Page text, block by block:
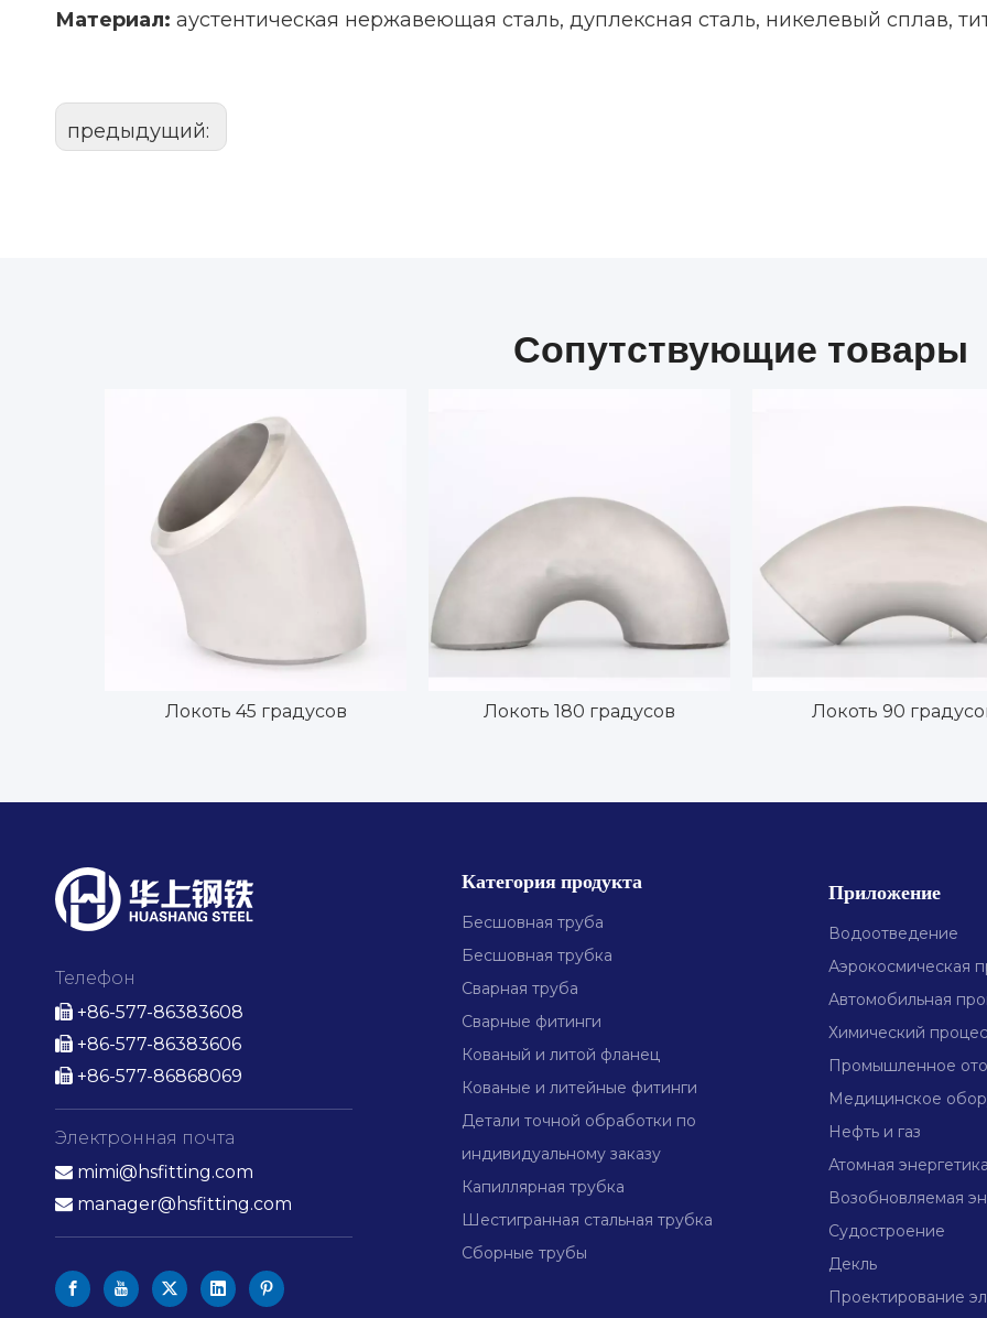
Материал: аустентическая нержавеющая сталь, дуплексная сталь, никелевый сплав,
предыдущий:
Сопутствующие товары
Локоть 45 градусов Локоть 180 градусов Локоть 90
Телефон
 +86-577-86383608
 +86-577-86383606
 +86-577-86868069
Электронная почта
 mimi@hsfitting.com
 manager@hsfitting.com
Категория продукта
Бесшовная труба
Бесшовная трубка
Сварная труба
Сварные фитинги
Кованый и литой фланец
Кованые и литейные фитинги
Детали точной обработки по
индивидуальному заказу
Капиллярная трубка
Шестигранная стальная трубка
Сборные трубы
Приложение
Водоотведение
Аэрокосмическая
Автомобильная
Химический
Промышленное
Медицинское
Нефть и газ
Атомная энергетика
Возобновляемая
Судостроение
Декль
Проектирование